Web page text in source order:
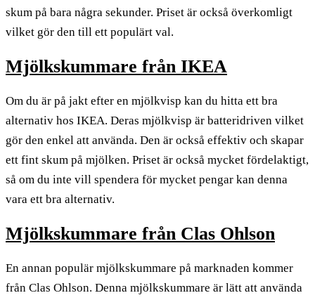
skum på bara några sekunder. Priset är också överkomligt
vilket gör den till ett populärt val.
Mjölkskummare från IKEA
Om du är på jakt efter en mjölkvisp kan du hitta ett bra
alternativ hos IKEA. Deras mjölkvisp är batteridriven vilket
gör den enkel att använda. Den är också effektiv och skapar
ett fint skum på mjölken. Priset är också mycket fördelaktigt,
så om du inte vill spendera för mycket pengar kan denna
vara ett bra alternativ.
Mjölkskummare från Clas Ohlson
En annan populär mjölkskummare på marknaden kommer
från Clas Ohlson. Denna mjölkskummare är lätt att använda